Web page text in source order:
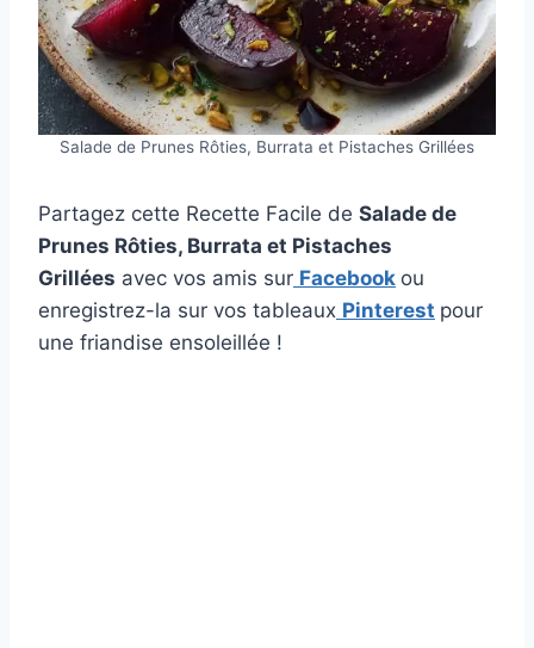
Salade de Prunes Rôties, Burrata et Pistaches Grillées
Partagez cette Recette Facile de Salade de
Prunes Rôties, Burrata et Pistaches
Grillées avec vos amis sur Facebook ou
enregistrez-la sur vos tableaux Pinterest pour
une friandise ensoleillée !